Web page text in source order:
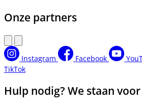
Onze partners
Instagram Facebook
TikTok
Hulp nodig? We staan